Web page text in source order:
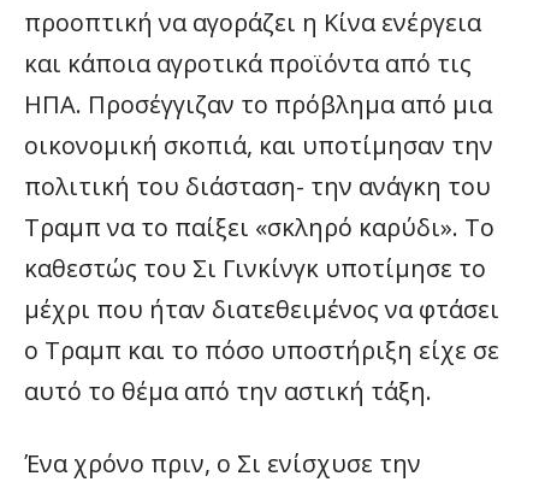
προοπτική να αγοράζει η Κίνα ενέργεια
και κάποια αγροτικά προϊόντα από τις
ΗΠΑ. Προσέγγιζαν το πρόβλημα από μια
οικονομική σκοπιά, και υποτίμησαν την
πολιτική του διάσταση- την ανάγκη του
Τραμπ να το παίξει «σκληρό καρύδι». Το
καθεστώς του Σι Γινκίνγκ υποτίμησε το
μέχρι που ήταν διατεθειμένος να φτάσει
ο Τραμπ και το πόσο υποστήριξη είχε σε
αυτό το θέμα από την αστική τάξη.
Ένα χρόνο πριν, ο Σι ενίσχυσε την